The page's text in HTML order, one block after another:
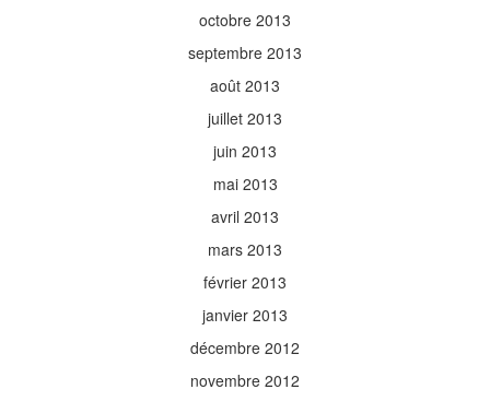
octobre 2013
septembre 2013
août 2013
juillet 2013
juin 2013
mai 2013
avril 2013
mars 2013
février 2013
janvier 2013
décembre 2012
novembre 2012